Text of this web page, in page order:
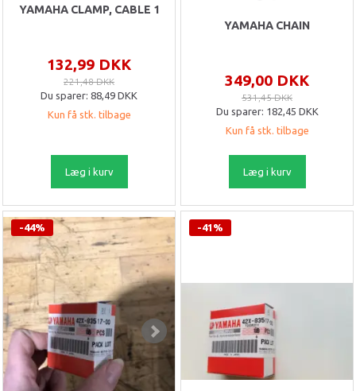
YAMAHA CLAMP, CABLE 1
132,99 DKK
221,48 DKK
Du sparer: 88,49 DKK
Kun få stk. tilbage
Læg i kurv
YAMAHA CHAIN
349,00 DKK
531,45 DKK
Du sparer: 182,45 DKK
Kun få stk. tilbage
Læg i kurv
-44% -41%